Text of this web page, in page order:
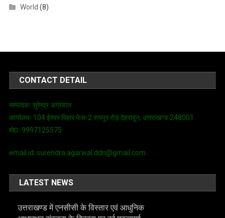
World (8)
CONTACT DETAIL
सम्पादकः सुरेन्द्र अग्रवाल
कार्यालयः 104 ईश्वर विहार फेस-2 रायपुर रोड़ देहरादून, उत्तराखण्ड 248001
मो0ः 9997125575
email id: surendra.agarwal.ddn@gmail.com
LATEST NEWS
उत्तराखण्ड में एनसीसी के विस्तार एवं आधुनिक